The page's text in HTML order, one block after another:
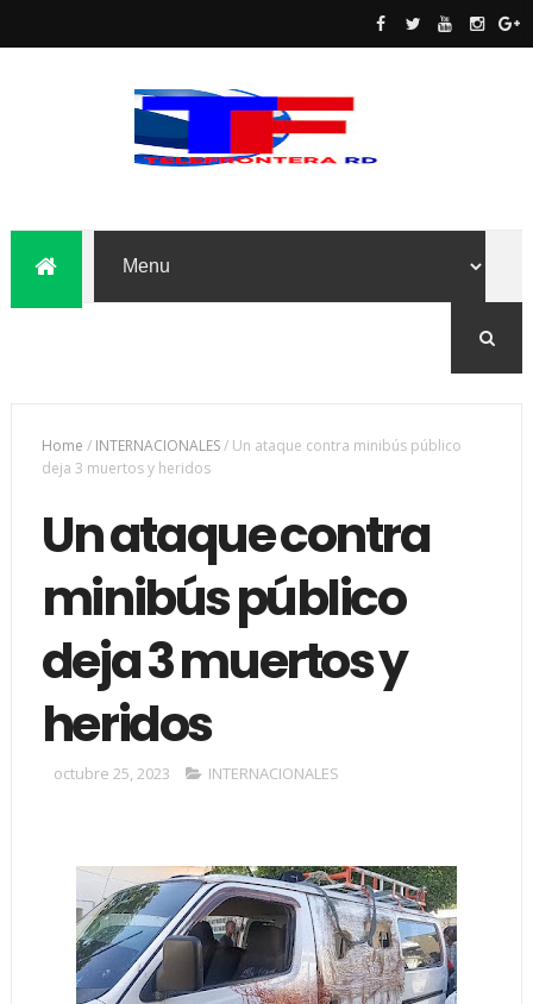
Home / INTERNACIONALES/ Un ataque contra minibús público
deja 3 muertos y heridos
Un ataque contra
minibús público
deja 3 muertos y
heridos
octubre 25, 2023 INTERNACIONALES